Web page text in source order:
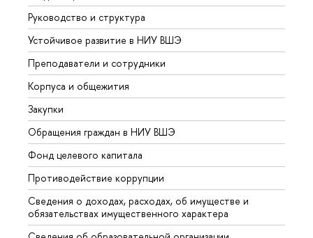
Руководство и структура
Устойчивое развитие в НИУ ВШЭ
Преподаватели и сотрудники
Корпуса и общежития
Закупки
Обращения граждан в НИУ ВШЭ
Фонд целевого капитала
Противодействие коррупции
Сведения о доходах, расходах, об имуществе и
обязательствах имущественного характера